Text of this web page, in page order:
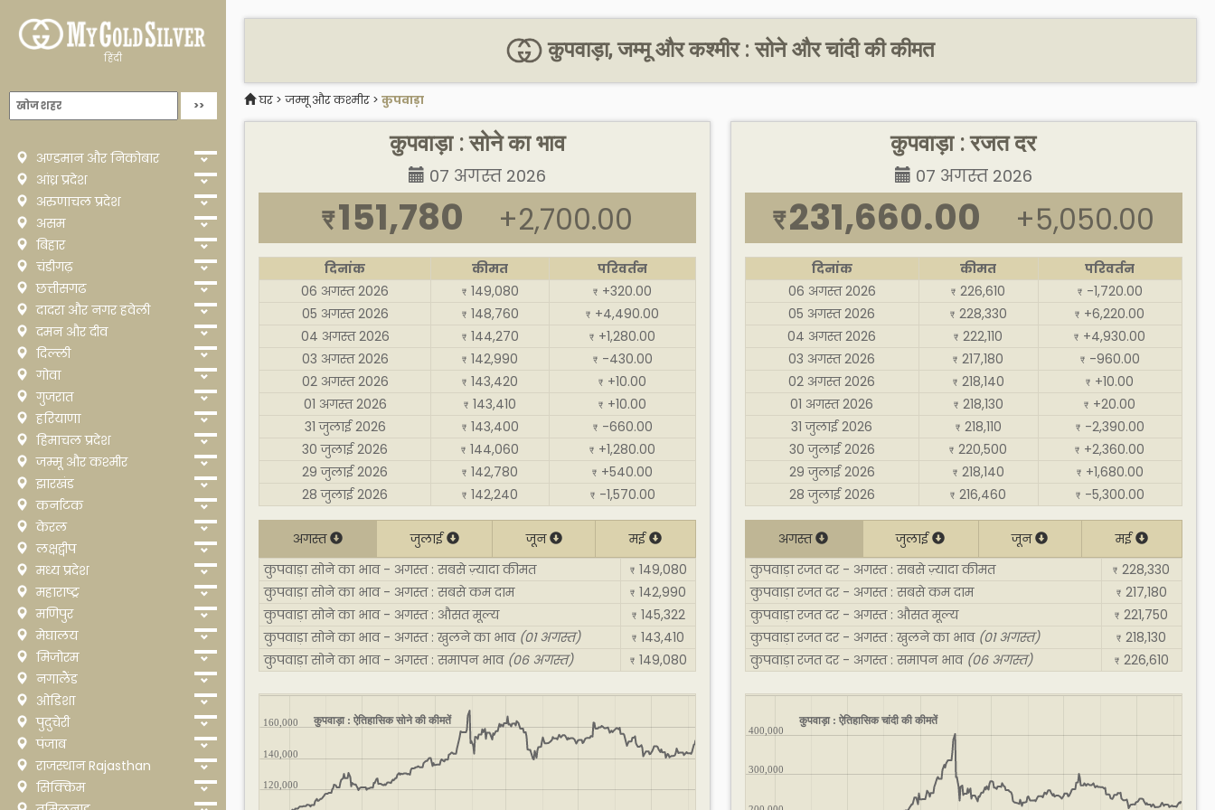
हिंदी
अण्डमान और निकोबार
आंध्र प्रदेश
अरुणाचल प्रदेश
असम
बिहार
चंडीगढ़
छत्तीसगढ
दादरा और नगर हवेली
दमन और दीव
दिल्ली
गोवा
गुजरात
हरियाणा
हिमाचल प्रदेश
जम्मू और कश्मीर
झारखंड
कर्नाटक
केरल
लक्षद्वीप
मध्य प्रदेश
महाराष्ट्र
मणिपुर
मेघालय
मिजोरम
नगालैंड
ओडिशा
पुदुचेरी
पंजाब
राजस्थान Rajasthan
सिक्किम
कुपवाड़ा, जम्मू और कश्मीर : सोने और चांदी की कीमत
घर > जम्मू और कश्मीर > कुपवाड़ा
कुपवाड़ा : सोने का भाव
07 अगस्त 2026
₹151,780 +2,700.00
दिनांक कीमत
परिवर्तन
06 अगस्त 2026
₹ 149,080 ₹ +320.00
05 अगस्त 2026
₹ 148,760 ₹ +4,490.00
04 अगस्त 2026
₹ 144,270 ₹ +1,280.00
03 अगस्त 2026
₹ 142,990 ₹ -430.00
02 अगस्त 2026
₹ 143,420 ₹ +10.00
01 अगस्त 2026
₹ 143,410 ₹ +10.00
31 जुलाई 2026
₹ 143,400 ₹ -660.00
30 जुलाई 2026
₹ 144,060 ₹ +1,280.00
29 जुलाई 2026
₹ 142,780 ₹ +540.00
28 जुलाई 2026
₹ 142,240 ₹ -1,570.00
अगस्त जुलाई जून
मई
कुपवाड़ा सोने का भाव - अगस्त : सबसे ज़्यादा कीमत
₹ 149,080
कुपवाड़ा सोने का भाव - अगस्त : सबसे कम दाम
₹ 142,990
कुपवाड़ा सोने का भाव - अगस्त : औसत मूल्य
₹ 145,322
कुपवाड़ा सोने का भाव - अगस्त : खुलने का भाव (01 अगस्त) ₹ 143,410
कुपवाड़ा सोने का भाव - अगस्त : समापन भाव (06 अगस्त) ₹ 149,080
कुपवाड़ा : ऐतिहासिक सोने की कीमतें
120,000
140,000
160,000
कुपवाड़ा : रजत दर
07 अगस्त 2026
₹231,660.00 +5,050.00
दिनांक कीमत
परिवर्तन
06 अगस्त 2026
₹ 226,610 ₹ -1,720.00
05 अगस्त 2026
₹ 228,330 ₹ +6,220.00
04 अगस्त 2026
₹ 222,110 ₹ +4,930.00
03 अगस्त 2026
₹ 217,180 ₹ -960.00
02 अगस्त 2026
₹ 218,140 ₹ +10.00
01 अगस्त 2026
₹ 218,130 ₹ +20.00
31 जुलाई 2026
₹ 218,110 ₹ -2,390.00
30 जुलाई 2026
₹ 220,500 ₹ +2,360.00
29 जुलाई 2026
₹ 218,140 ₹ +1,680.00
28 जुलाई 2026
₹ 216,460 ₹ -5,300.00
अगस्त जुलाई जून
मई
कुपवाड़ा रजत दर - अगस्त : सबसे ज़्यादा कीमत
₹ 228,330
कुपवाड़ा रजत दर - अगस्त : सबसे कम दाम
₹ 217,180
कुपवाड़ा रजत दर - अगस्त : औसत मूल्य
₹ 221,750
कुपवाड़ा रजत दर - अगस्त : खुलने का भाव (01 अगस्त) ₹ 218,130
कुपवाड़ा रजत दर - अगस्त : समापन भाव (06 अगस्त) ₹ 226,610
कुपवाड़ा : ऐतिहासिक चांदी की कीमतें
300,000
400,000